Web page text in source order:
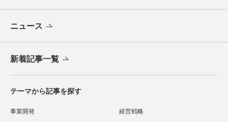
ニュース
新着記事一覧
テーマから記事を探す
事業開発 経営戦略